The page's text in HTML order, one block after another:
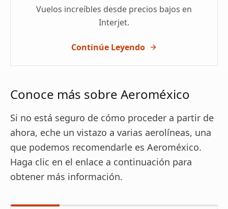
Vuelos increíbles desde precios bajos en
Interjet.
Continúe Leyendo
Conoce más sobre Aeroméxico
Si no está seguro de cómo proceder a partir de
ahora, eche un vistazo a varias aerolíneas, una
que podemos recomendarle es Aeroméxico.
Haga clic en el enlace a continuación para
obtener más información.